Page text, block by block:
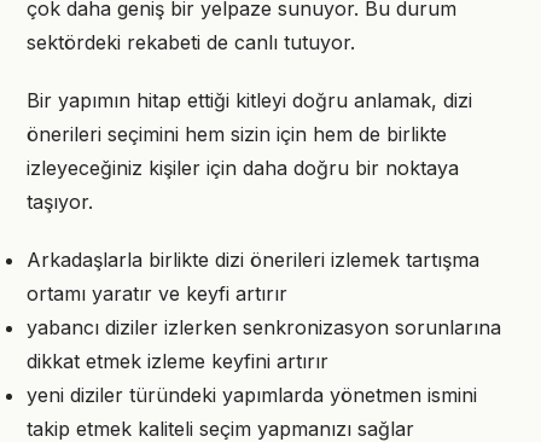
çok daha geniş bir yelpaze sunuyor. Bu durum
sektördeki rekabeti de canlı tutuyor.
Bir yapımın hitap ettiği kitleyi doğru anlamak, dizi
önerileri seçimini hem sizin için hem de birlikte
izleyeceğiniz kişiler için daha doğru bir noktaya
taşıyor.
Arkadaşlarla birlikte dizi önerileri izlemek tartışma
ortamı yaratır ve keyfi artırır
yabancı diziler izlerken senkronizasyon sorunlarına
dikkat etmek izleme keyfini artırır
yeni diziler türündeki yapımlarda yönetmen ismini
takip etmek kaliteli seçim yapmanızı sağlar